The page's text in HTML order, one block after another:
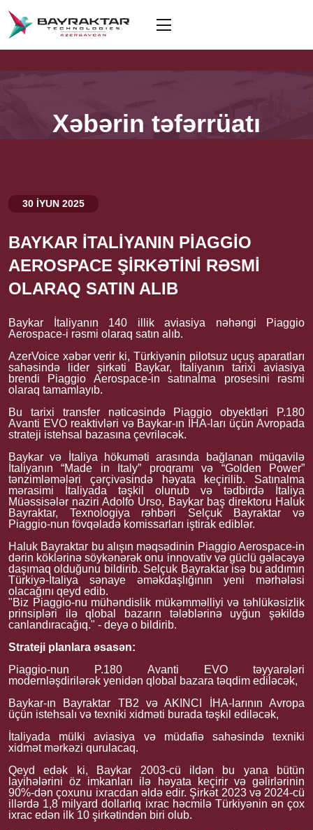
Xəbərin təfərrüatı
30 İYUN 2025
BAYKAR İTALİYANIN PİAGGİO
AEROSPACE ŞİRKƏTİNİ RƏSMİ
OLARAQ SATIN ALIB
Baykar İtaliyanın 140 illik aviasiya nəhəngi Piaggio
Aerospace-i rəsmi olaraq satın alıb.
AzerVoice xəbər verir ki, Türkiyənin pilotsuz uçuş aparatları
sahəsində lider şirkəti Baykar, İtaliyanın tarixi aviasiya
brendi Piaggio Aerospace-in satınalma prosesini rəsmi
olaraq tamamlayıb.
Bu tarixi transfer nəticəsində Piaggio obyektləri P.180
Avanti EVO reaktivləri və Baykar-ın İHA-ları üçün Avropada
strateji istehsal bazasına çevriləcək.
Baykar və İtaliya hökuməti arasında bağlanan müqavilə
İtaliyanın “Made in Italy” proqramı və “Golden Power”
tənzimləmələri çərçivəsində həyata keçirilib. Satınalma
mərasimi İtaliyada təşkil olunub və tədbirdə İtaliya
Müəssisələr naziri Adolfo Urso, Baykar baş direktoru Haluk
Bayraktar, Texnologiya rəhbəri Selçuk Bayraktar və
Piaggio-nun fövqəladə komissarları iştirak ediblər.
Haluk Bayraktar bu alışın məqsədinin Piaggio Aerospace-in
dərin köklərinə söykənərək onu innovativ və güclü gələcəyə
daşımaq olduğunu bildirib. Selçuk Bayraktar isə bu addımın
Türkiyə-İtaliya sənaye əməkdaşlığının yeni mərhələsi
olacağını qeyd edib.
"Biz Piaggio-nu mühəndislik mükəmməlliyi və təhlükəsizlik
prinsipləri ilə qlobal bazarın tələblərinə uyğun şəkildə
canlandıracağıq." - deyə o bildirib.
Strateji planlara əsasən:
Piaggio-nun P.180 Avanti EVO təyyarələri
modernləşdirilərək yenidən qlobal bazara təqdim ediləcək,
Baykar-ın Bayraktar TB2 və AKINCI İHA-larının Avropa
üçün istehsalı və texniki xidməti burada təşkil ediləcək,
İtaliyada mülki aviasiya və müdafiə sahəsində texniki
xidmət mərkəzi qurulacaq.
Qeyd edək ki, Baykar 2003-cü ildən bu yana bütün
layihələrini öz imkanları ilə həyata keçirir və gəlirlərinin
90%-dən çoxunu ixracdan əldə edir. Şirkət 2023 və 2024-cü
illərdə 1,8 milyard dollarlıq ixrac həcmilə Türkiyənin ən çox
ixrac edən ilk 10 şirkətindən biri olub.